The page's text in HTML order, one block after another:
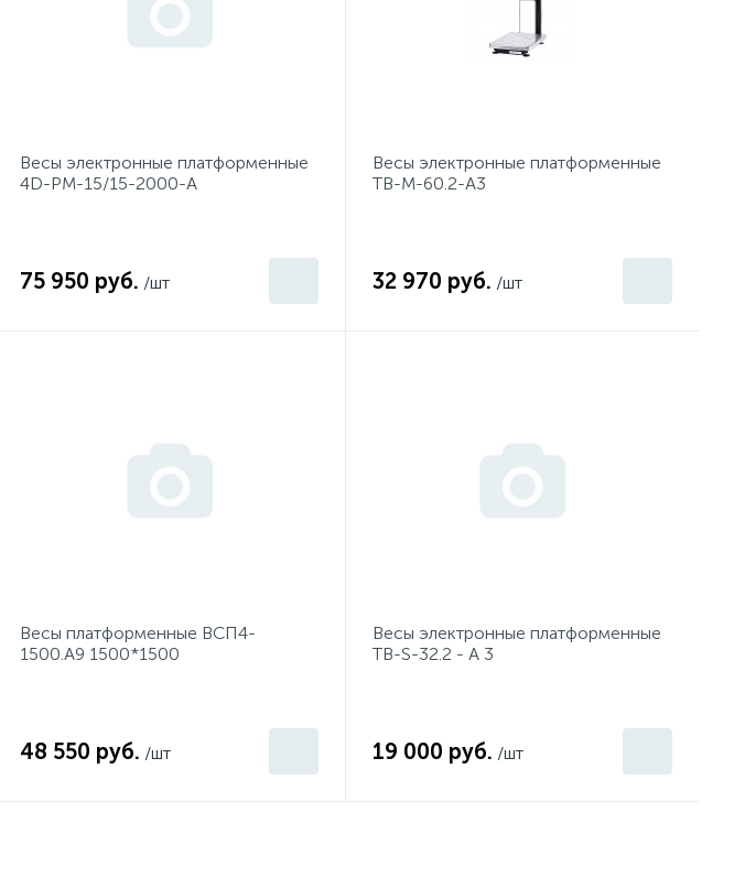
Весы электронные платформенные
4D-РМ-15/15-2000-А
75 950 руб. /шт
Весы электронные платформенные
ТB-М-60.2-А3
32 970 руб. /шт
Весы платформенные ВСП4-
1500.А9 1500*1500
48 550 руб. /шт
Весы электронные платформенные
TB-S-32.2 - A 3
19 000 руб. /шт